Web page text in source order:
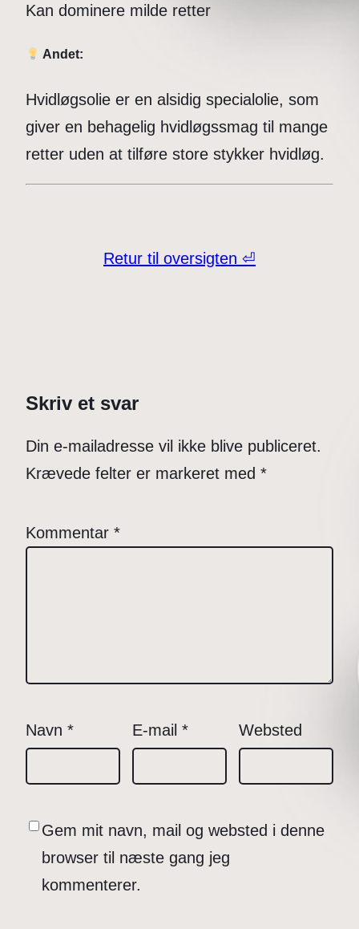
Kan dominere milde retter
Andet:
Hvidløgsolie er en alsidig specialolie, som
giver en behagelig hvidløgssmag til mange
retter uden at tilføre store stykker hvidløg.
Retur til oversigten ⏎
Skriv et svar
Din e-mailadresse vil ikke blive publiceret.
Krævede felter er markeret med *
Kommentar *
Navn * E-mail * Websted
Gem mit navn, mail og websted i denne
browser til næste gang jeg
kommenterer.